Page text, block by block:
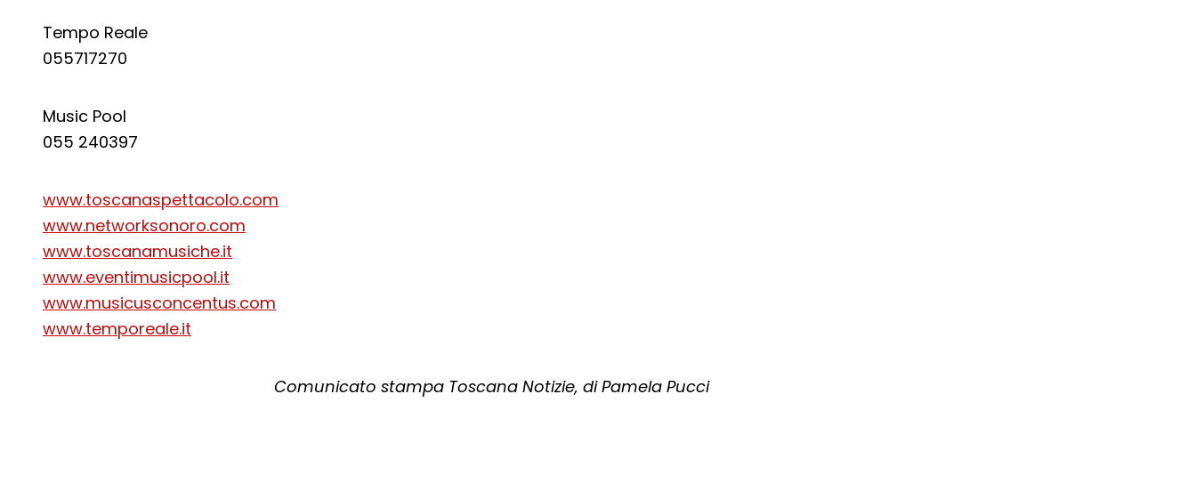
Tempo Reale
055717270
Music Pool
055 240397
www.toscanaspettacolo.com
www.networksonoro.com
www.toscanamusiche.it
www.eventimusicpool.it
www.musicusconcentus.com
www.temporeale.it
Comunicato stampa Toscana Notizie, di Pamela Pucci